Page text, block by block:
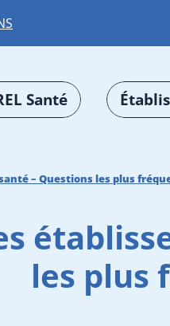
Santé
– Questions les plus
les plus